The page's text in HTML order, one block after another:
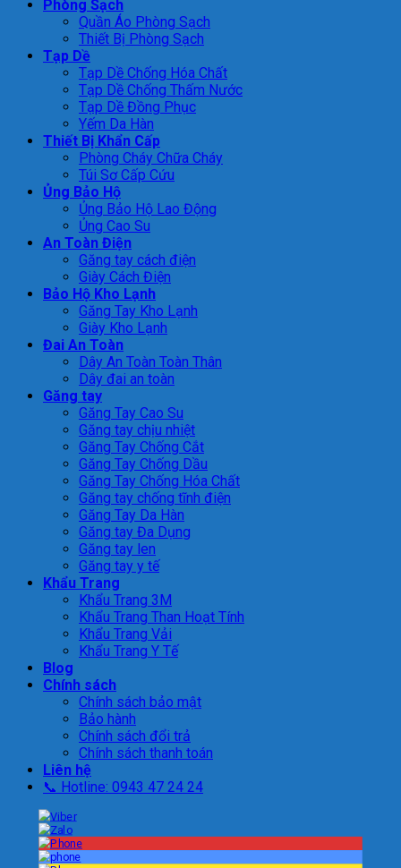
Phòng Sạch
Quần Áo Phòng Sạch
Thiết Bị Phòng Sạch
Tạp Dề
Tạp Dề Chống Hóa Chất
Tạp Dề Chống Thấm Nước
Tạp Dề Đồng Phục
Yếm Da Hàn
Thiết Bị Khẩn Cấp
Phòng Cháy Chữa Cháy
Túi Sơ Cấp Cứu
Ủng Bảo Hộ
Ủng Bảo Hộ Lao Động
Ủng Cao Su
An Toàn Điện
Găng tay cách điện
Giày Cách Điện
Bảo Hộ Kho Lạnh
Găng Tay Kho Lạnh
Giày Kho Lạnh
Đai An Toàn
Dây An Toàn Toàn Thân
Dây đai an toàn
Găng tay
Găng Tay Cao Su
Găng tay chịu nhiệt
Găng Tay Chống Cắt
Găng Tay Chống Dầu
Găng Tay Chống Hóa Chất
Găng tay chống tĩnh điện
Găng Tay Da Hàn
Găng tay Đa Dụng
Găng tay len
Găng tay y tế
Khẩu Trang
Khẩu Trang 3M
Khẩu Trang Than Hoạt Tính
Khẩu Trang Vải
Khẩu Trang Y Tế
Blog
Chính sách
Chính sách bảo mật
Bảo hành
Chính sách đổi trả
Chính sách thanh toán
Liên hệ
📞 Hotline: 0943 47 24 24